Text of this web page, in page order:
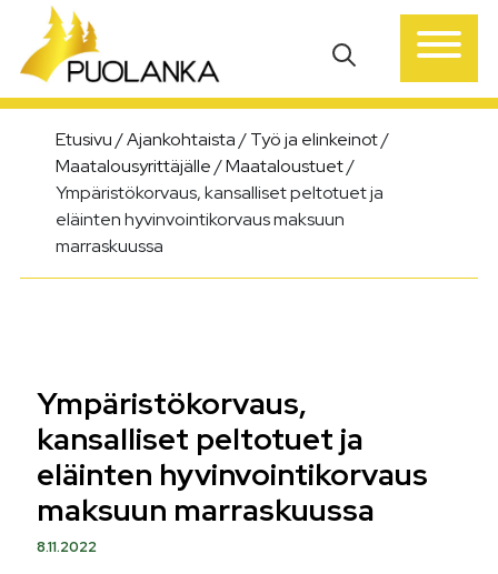
Päävalikko
Etusivu/Ajankohtaista/Työ ja elinkeinot/
Maatalousyrittäjälle/Maataloustuet/
Ympäristökorvaus, kansalliset peltotuet ja
eläinten hyvinvointikorvaus maksuun
marraskuussa
Ympäristökorvaus,
kansalliset peltotuet ja
eläinten hyvinvointikorvaus
maksuun marraskuussa
8.11.2022